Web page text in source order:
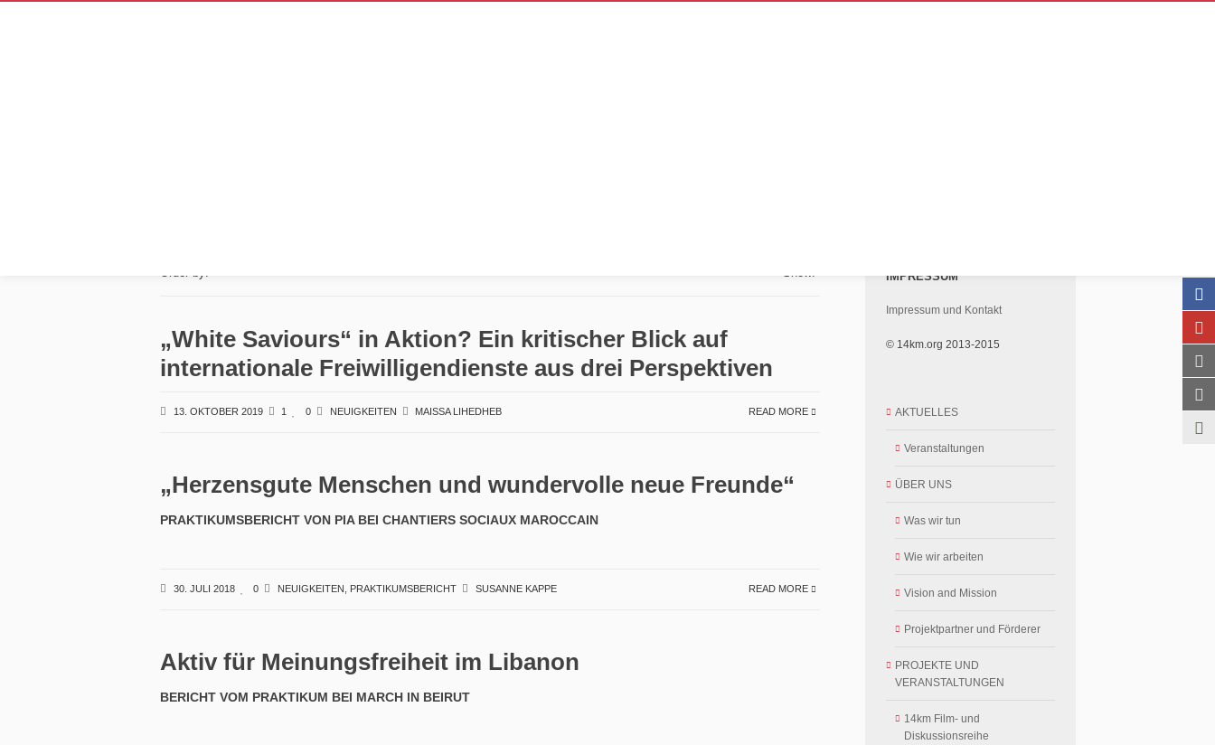
„White Saviours“ in Aktion? Ein kritischer Blick auf
internationale Freiwilligendienste aus drei Perspektiven
13. OKTOBER 2019 1 0 NEUIGKEITEN MAISSA LIHEDHEB READ MORE
„Herzensgute Menschen und wundervolle neue Freunde“
PRAKTIKUMSBERICHT VON PIA BEI CHANTIERS SOCIAUX MAROCCAIN
30. JULI 2018 0 NEUIGKEITEN, PRAKTIKUMSBERICHT SUSANNE KAPPE READ MORE
Aktiv für Meinungsfreiheit im Libanon
BERICHT VOM PRAKTIKUM BEI MARCH IN BEIRUT
IMPRESSUM
Impressum und Kontakt
© 14km.org 2013-2015
AKTUELLES
Veranstaltungen
ÜBER UNS
Was wir tun
Wie wir arbeiten
Vision and Mission
Projektpartner und Förderer
PROJEKTE UND
VERANSTALTUNGEN
14km Film- und
Diskussionsreihe